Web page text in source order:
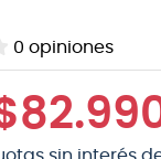
0 opiniones
82.